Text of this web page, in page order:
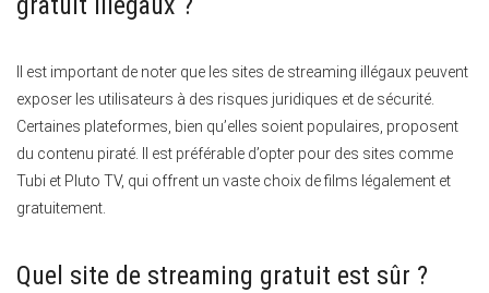
Il est important de noter que les sites de streaming illégaux peuvent
exposer les utilisateurs à des risques juridiques et de sécurité.
Certaines plateformes, bien qu’elles soient populaires, proposent
du contenu piraté. Il est préférable d’opter pour des sites comme
Tubi et Pluto TV, qui offrent un vaste choix de films légalement et
gratuitement.
Quel site de streaming gratuit est sûr ?